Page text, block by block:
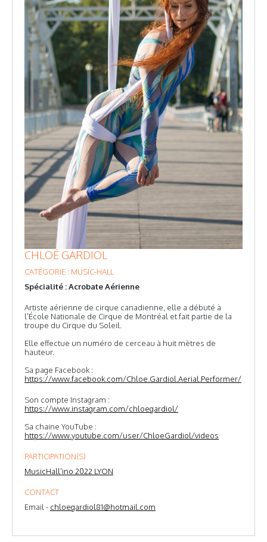
CHLOÉ GARDIOL
CATÉGORIE : MUSIC-HALL
Spécialité : Acrobate Aérienne
Artiste aérienne de cirque canadienne, elle a débuté à
l’École Nationale de Cirque de Montréal et fait partie de la
troupe du Cirque du Soleil.
Elle effectue un numéro de cerceau à huit mètres de
hauteur.
Sa page Facebook :
https://www.facebook.com/Chloe.Gardiol.Aerial.Performer/
Son compte Instagram :
https://www.instagram.com/chloegardiol/
Sa chaine YouTube :
https://www.youtube.com/user/ChloeGardiol/videos
PARTICIPATION(S)
MusicHall'ino 2022 LYON
CONTACT
Email - chloegardiol81@hotmail.com